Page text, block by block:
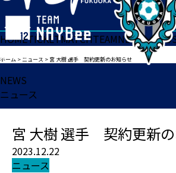
HOMETICKETMATCHTEAMNEWS
ホーム >ニュース > 宮 大樹 選手 契約更新のお知らせ
NEWS
ニュース
宮 大樹 選手 契約更新
2023.12.22
ニュース